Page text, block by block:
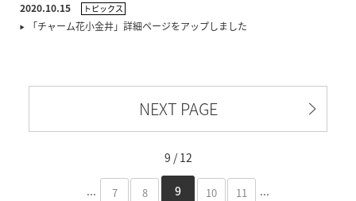
2020.10.15 トピックス
「チャーム花小金井」詳細ページをアップしました
NEXT PAGE
9 / 12
... 7 8 9 10 11 ...